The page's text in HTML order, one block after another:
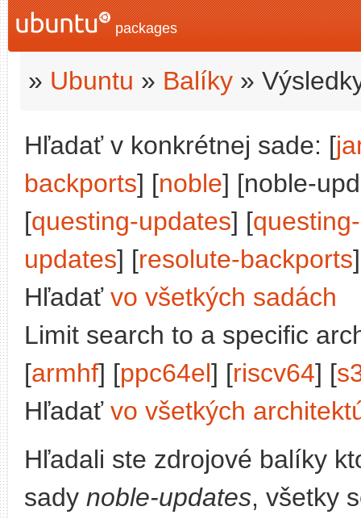
packages
» Ubuntu » Balíky »
Hľadať v konkrétnej sade: [
backports] [noble] [noble-
[questing-updates] [
updates] [resolute-backports
Hľadať vo všetkých sadách
Limit search to a specific
[armhf] [ppc64el] [riscv64] [
Hľadať vo všetkých
Hľadali ste zdrojové balíky
sady noble-updates, všetky